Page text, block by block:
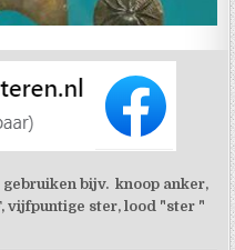
bijv. knoop anker,
vijfpuntige ster, lood "ster "